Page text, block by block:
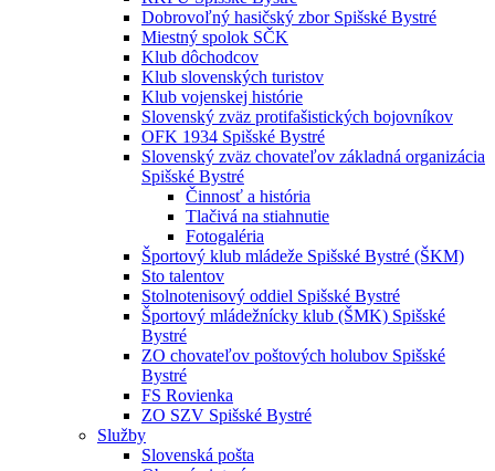
Dobrovoľný hasičský zbor Spišské Bystré
Miestný spolok SČK
Klub dôchodcov
Klub slovenských turistov
Klub vojenskej histórie
Slovenský zväz protifašistických bojovníkov
OFK 1934 Spišské Bystré
Slovenský zväz chovateľov základná organizácia
Spišské Bystré
Činnosť a história
Tlačivá na stiahnutie
Fotogaléria
Športový klub mládeže Spišské Bystré (ŠKM)
Sto talentov
Stolnotenisový oddiel Spišské Bystré
Športový mládežnícky klub (ŠMK) Spišské
Bystré
ZO chovateľov poštových holubov Spišské
Bystré
FS Rovienka
ZO SZV Spišské Bystré
Služby
Slovenská pošta